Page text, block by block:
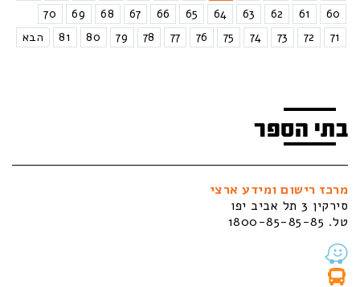
60
61
62
63
64
65
66
67
68
69
70
71
72
73
74
75
76
77
78
79
80
81 הבא
בתי הספר
מרכז רישום ומידע ארצי
סירקין 3 תל אביב יפו
טל. 1800-85-85-85